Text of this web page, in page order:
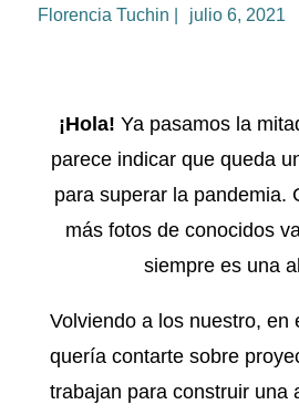
Florencia Tuchin | julio 6, 2021
¡Hola! Ya pasamos la
parece indicar que queda
para superar la pandemia.
más fotos de conocidos
siempre es una
Volviendo a los nuestro, en
quería contarte sobre
trabajan para construir una